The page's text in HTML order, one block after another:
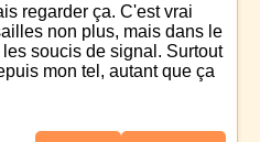
regarder ça. C'est vrai
non plus, mais dans le
soucis de signal. Surtout
mon tel, autant que ça